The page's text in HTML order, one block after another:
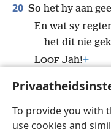
To provide you with
use cookies and
20 So het hy aan
En wat sy
het dit nie
LOOF Jah!+